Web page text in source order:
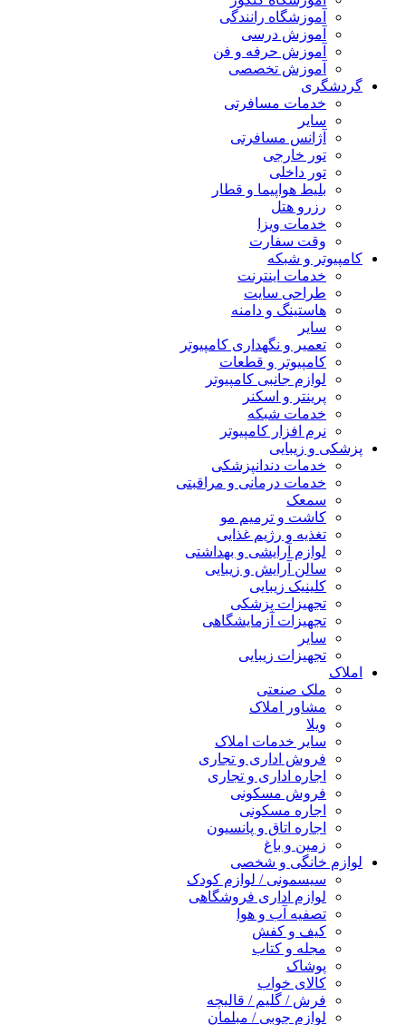
آموزشگاه رانندگی
آموزش درسی
آموزش حرفه و فن
آموزش تخصصی
گردشگری
خدمات مسافرتی
سایر
آژانس مسافرتی
تور خارجی
تور داخلی
بلیط هواپیما و قطار
رزرو هتل
خدمات ویزا
وقت سفارت
کامپیوتر و شبکه
خدمات اینترنت
طراحی سایت
هاستینگ و دامنه
سایر
تعمیر و نگهداری کامپیوتر
کامپیوتر و قطعات
لوازم جانبی کامپیوتر
پرینتر و اسکنر
خدمات شبکه
نرم افزار کامپیوتر
پزشکی و زیبایی
خدمات دندانپزشکی
خدمات درمانی و مراقبتی
سمعک
کاشت و ترمیم مو
تغذیه و رژیم غذایی
لوازم آرایشی و بهداشتی
سالن آرایش و زیبایی
کلینیک زیبایی
تجهیزات پزشکی
تجهیزات آزمایشگاهی
سایر
تجهیزات زیبایی
املاک
ملک صنعتی
مشاور املاک
ویلا
سایر خدمات املاک
فروش اداری و تجاری
اجاره اداری و تجاری
فروش مسکونی
اجاره مسکونی
اجاره اتاق و پانسیون
زمین و باغ
لوازم خانگی و شخصی
سیسمونی / لوازم کودک
لوازم اداری فروشگاهی
تصفیه آب و هوا
کیف و کفش
مجله و کتاب
پوشاک
کالای خواب
فرش / گلیم / قالیچه
لوازم چوبی / مبلمان